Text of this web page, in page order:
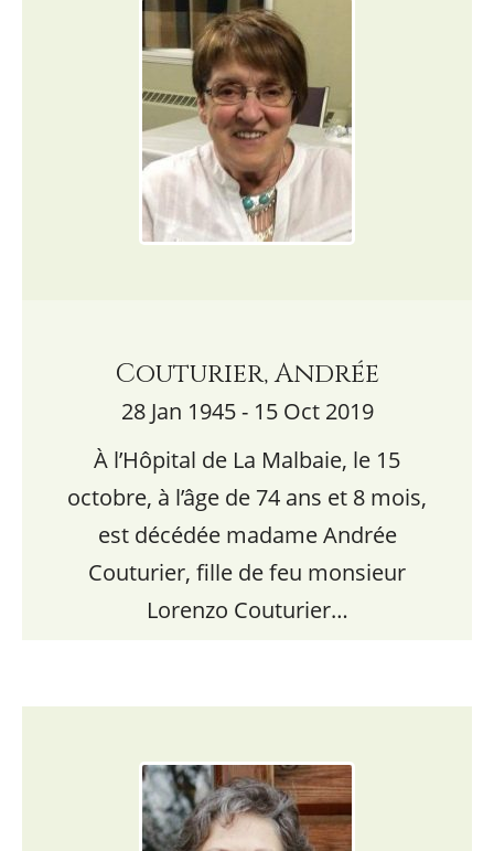
Couturier, Andrée
28 Jan 1945 - 15 Oct 2019
À l’Hôpital de La Malbaie, le 15
octobre, à l’âge de 74 ans et 8 mois,
est décédée madame Andrée
Couturier, fille de feu monsieur
Lorenzo Couturier…